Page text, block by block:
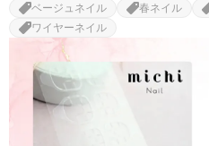
ベージュネイル
春ネイル
ワイヤーネイル